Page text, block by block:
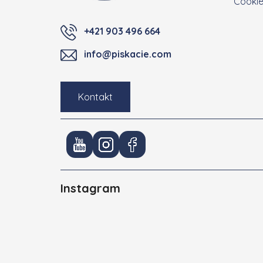
+421 903 496 664
info@piskacie.com
Kontakt
Instagram